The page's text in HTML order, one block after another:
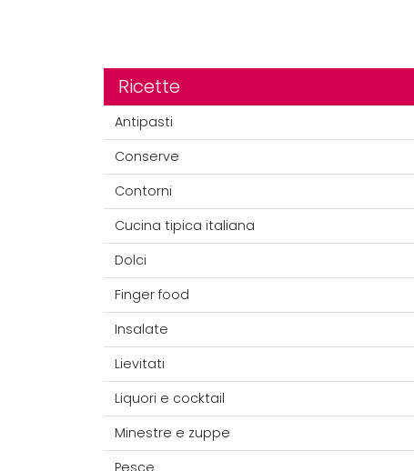
Ricette
Antipasti
Conserve
Contorni
Cucina tipica italiana
Dolci
Finger food
Insalate
Lievitati
Liquori e cocktail
Minestre e zuppe